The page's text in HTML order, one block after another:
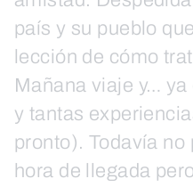
país y su pueblo
lección de cómo
Mañana viaje y…
y tantas
pronto). Todavía
hora de llegada